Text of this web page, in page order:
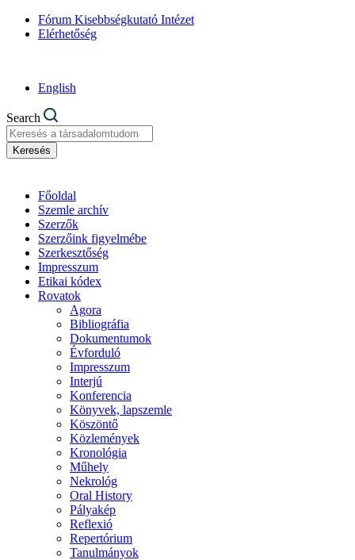
Fórum Kisebbségkutató Intézet
Elérhetőség
English
Search
Keresés
Főoldal
Szemle archív
Szerzők
Szerzőink figyelmébe
Szerkesztőség
Impresszum
Etikai kódex
Rovatok
Agora
Bibliográfia
Dokumentumok
Évforduló
Impresszum
Interjú
Konferencia
Könyvek, lapszemle
Köszöntő
Közlemények
Kronológia
Műhely
Nekrológ
Oral History
Pályakép
Reflexió
Repertórium
Tanulmányok